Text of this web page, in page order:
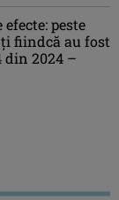
peste
fiindcă au fost
din 2024 –